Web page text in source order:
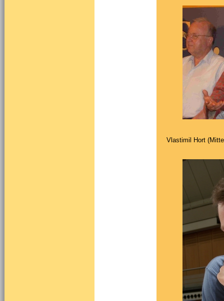
Vlastimil Hort